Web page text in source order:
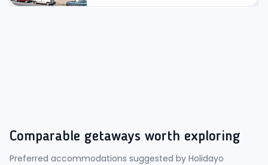
Comparable getaways worth exploring
Preferred accommodations suggested by Holidayo